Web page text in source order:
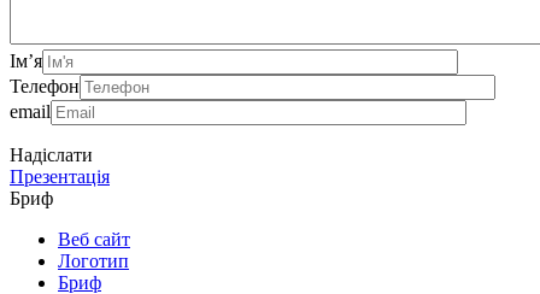
Ім’я
Телефон
email
Надіслати
Презентація
Бриф
Веб сайт
Логотип
Бриф